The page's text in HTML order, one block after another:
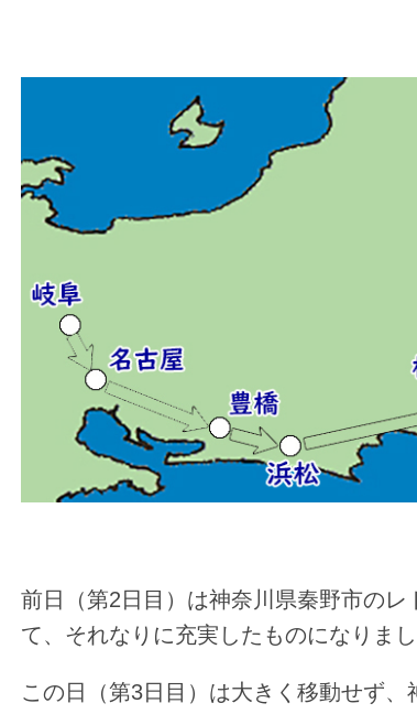
前日（第2日目）は神奈川県秦野市のレ
て、それなりに充実したものになりまし
この日（第3日目）は大きく移動せず